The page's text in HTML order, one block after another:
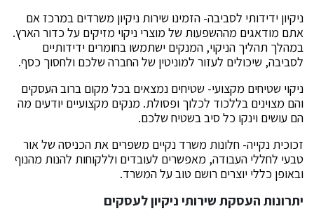
ניקיון ידידותי לסביבה- הזמינו שירות ניקיון משרדים במרכז אם
אתם מודאגים מההשפעות של מוצרי ניקוי מזיקים על כדור הארץ.
במהלך תהליך הניקוי, המנקים ישתמשו בחומרים ידידותיים
לסביבה, שיכולים לעזור למוניטין של החברה שלכם ולחסוך כסף.
ניקוי שטיחים מקצועי- שטיחים נמצאים בכל מקום ברוב העסקים
והם מצוינים בללכוד לכלוך ופסולת. מנקים מקצועיים יודעים מה
הם עושים וינקו כל סיב בשטיח שלכם.
זכוכית נקייה- חלונות משרד נקיים משפרים את הכניסה של אור
טבעי לחללי העבודה, מאפשרים לעובדים וללקוחות להנות מהנוף
ובאופן כללי יוצרים רושם טוב על המשרד.
יתרונות העסקת שירותי ניקיון לעסקים